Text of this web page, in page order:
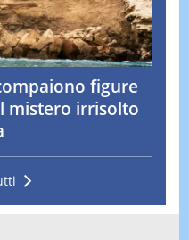
figure
mistero irrisolto